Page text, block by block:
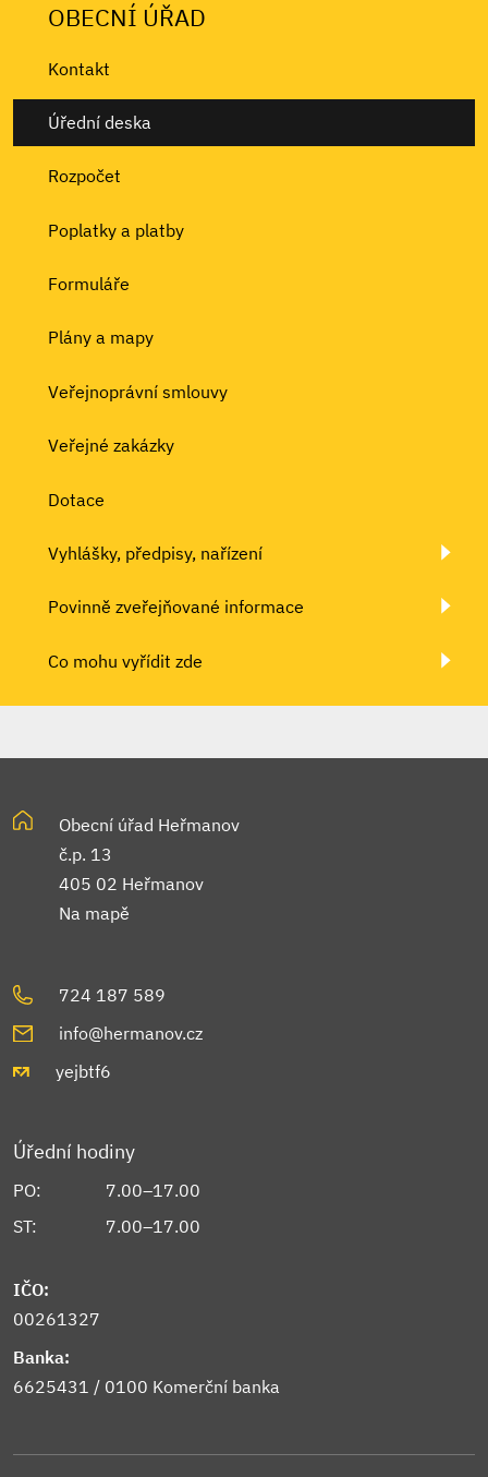
OBECNÍ ÚŘAD
Kontakt
Úřední deska
Rozpočet
Poplatky a platby
Formuláře
Plány a mapy
Veřejnoprávní smlouvy
Veřejné zakázky
Dotace
Vyhlášky, předpisy, nařízení
Povinně zveřejňované informace
Co mohu vyřídit zde
Obecní úřad Heřmanov
č.p. 13
405 02 Heřmanov
Na mapě
724 187 589
info@hermanov.cz
yejbtf6
Úřední hodiny
PO:
7.00–17.00
ST:
7.00–17.00
IČO:
00261327
Banka:
6625431 / 0100 Komerční banka